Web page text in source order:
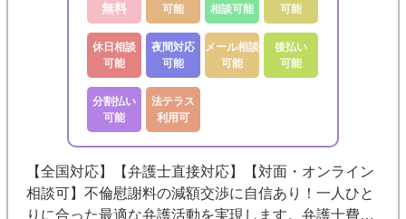
無料
可能
相談可能
可能
休日相談
可能
夜間対応
可能
メール相談
可能
後払い
可能
分割払い
可能
法テラス
利用可
【全国対応】【弁護士直接対応】【対面・オンライン
相談可】不倫慰謝料の減額交渉に自信あり！一人ひと
りに合った最適な弁護活動を実現します。弁護士費用